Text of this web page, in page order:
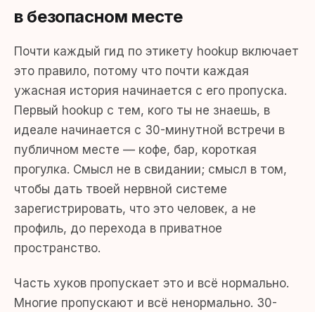
в безопасном месте
Почти каждый гид по этикету hookup включает
это правило, потому что почти каждая
ужасная история начинается с его пропуска.
Первый hookup с тем, кого ты не знаешь, в
идеале начинается с 30-минутной встречи в
публичном месте — кофе, бар, короткая
прогулка. Смысл не в свидании; смысл в том,
чтобы дать твоей нервной системе
зарегистрировать, что это человек, а не
профиль, до перехода в приватное
пространство.
Часть хуков пропускает это и всё нормально.
Многие пропускают и всё ненормально. 30-